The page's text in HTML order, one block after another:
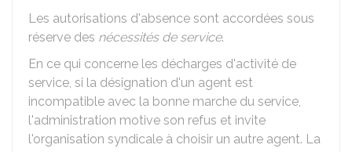
Les autorisations d'absence sont accordées sous
réserve des nécessités de service.
En ce qui concerne les décharges d'activité de
service, si la désignation d'un agent est
incompatible avec la bonne marche du service,
l'administration motive son refus et invite
l'organisation syndicale à choisir un autre agent. La